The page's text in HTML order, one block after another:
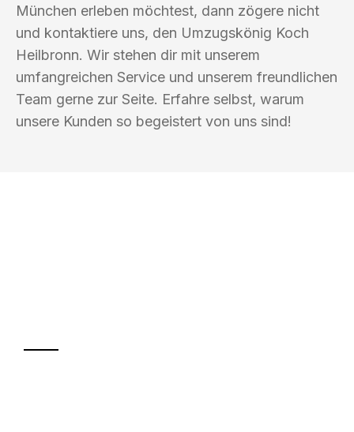
München erleben möchtest, dann zögere nicht
und kontaktiere uns, den Umzugskönig Koch
Heilbronn. Wir stehen dir mit unserem
umfangreichen Service und unserem freundlichen
Team gerne zur Seite. Erfahre selbst, warum
unsere Kunden so begeistert von uns sind!